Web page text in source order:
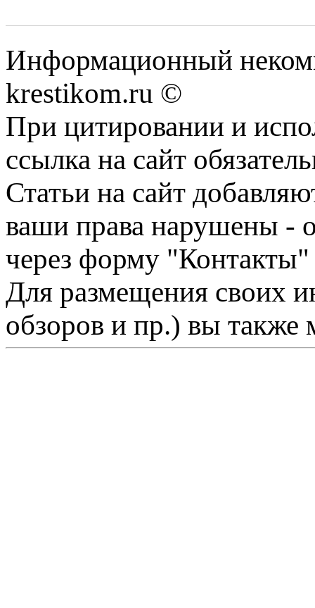
Информационный
krestikom.ru ©
При цитировании и
ссылка на сайт
Статьи на сайт
ваши права нарушены -
через форму "Контакты"
Для размещения своих
обзоров и пр.) вы также